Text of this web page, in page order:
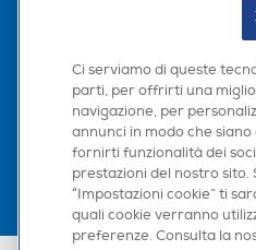
Scarica la nostra app
Ci serviamo di queste
parti, per offrirti una
navigazione, per
annunci in modo che
fornirti funzionalità dei
prestazioni del nostro sito.
“Impostazioni cookie” ti
quali cookie verranno
preferenze. Consulta la